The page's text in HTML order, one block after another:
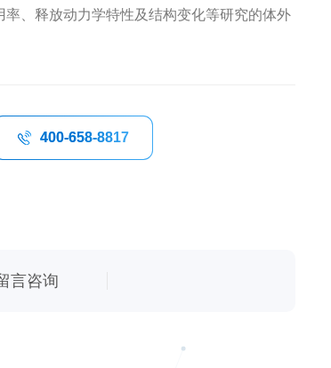
、释放动力学特性及结构变化等研究的体外
400-658-8817
言咨询